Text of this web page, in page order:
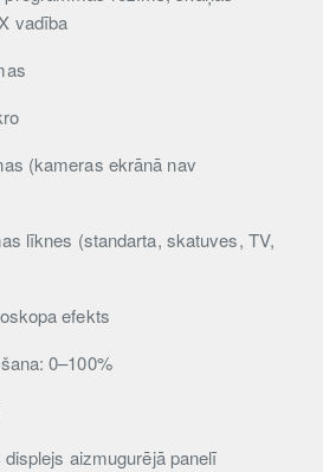
vadība
(kameras ekrānā nav
līknes (standarta, skatuves, TV,
efekts
0–100%
aizmugurējā panelī